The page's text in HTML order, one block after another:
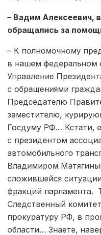
– Вадим Алексеевич,
обращались за
– К полномочному
в нашем федеральном
Управление
с обращениями
Председателю
заместителю,
Госдуму РФ… Кстати,
с президентом
автомобильного
Владимиром
сложившейся
фракций парламента.
Следственный
прокуратуру РФ, в
области… Знаете,